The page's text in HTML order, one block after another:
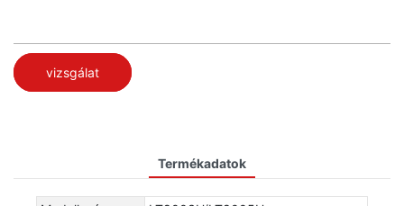
vizsgálat
Termékadatok